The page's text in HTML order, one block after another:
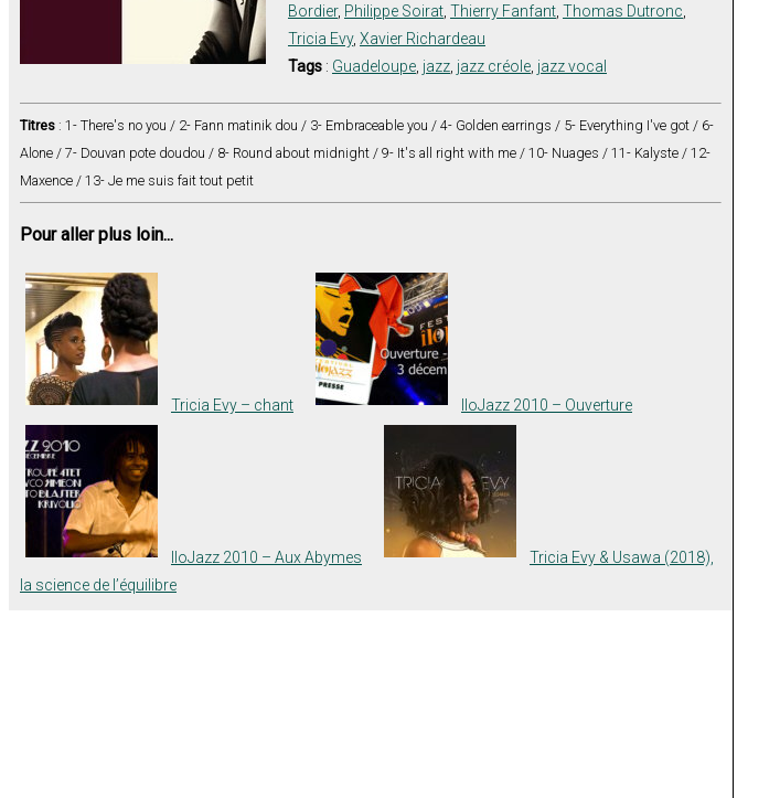
Bordier, Philippe Soirat Thierry Fanfant Thomas Dutronc
Tricia Evy, Xavier Richardeau
Tags : Guadeloupe jazz jazz créole jazz vocal
Titres : 1- There's no you / 2- Fann matinik dou / 3- Embraceable you / 4- Golden earrings / 5- Everything I've got / 6-
Alone / 7- Douvan pote doudou / 8- Round about midnight / 9- It's all right with me / 10- Nuages / 11- Kalyste / 12-
Maxence / 13- Je me suis fait tout petit
Pour aller plus loin...
Tricia Evy – chant IloJazz 2010 – Ouverture
IloJazz 2010 – Aux Abymes
Tricia Evy & Usawa (2018),
la science de l’équilibre